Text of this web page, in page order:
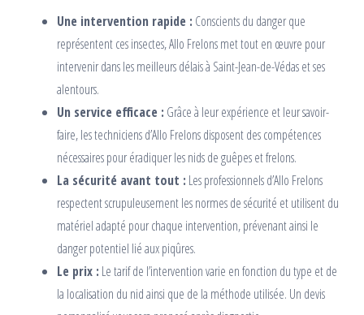
Une intervention rapide : Conscients du danger que
représentent ces insectes, Allo Frelons met tout en œuvre pour
intervenir dans les meilleurs délais à Saint-Jean-de-Védas et ses
alentours.
Un service efficace : Grâce à leur expérience et leur savoir-
faire, les techniciens d’Allo Frelons disposent des compétences
nécessaires pour éradiquer les nids de guêpes et frelons.
La sécurité avant tout : Les professionnels d’Allo Frelons
respectent scrupuleusement les normes de sécurité et utilisent du
matériel adapté pour chaque intervention, prévenant ainsi le
danger potentiel lié aux piqûres.
Le prix : Le tarif de l’intervention varie en fonction du type et de
la localisation du nid ainsi que de la méthode utilisée. Un devis